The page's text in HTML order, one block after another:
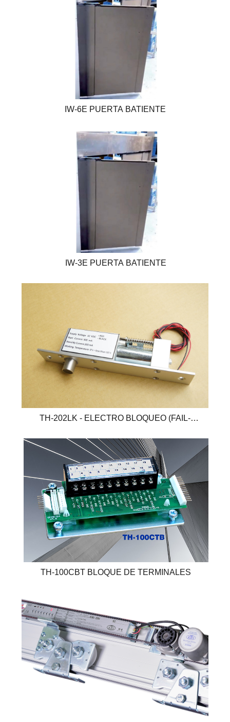
IW-6E PUERTA BATIENTE
IW-3E PUERTA BATIENTE
TH-202LK - ELECTRO BLOQUEO (FAIL-
TH-100CBT BLOQUE DE TERMINALES